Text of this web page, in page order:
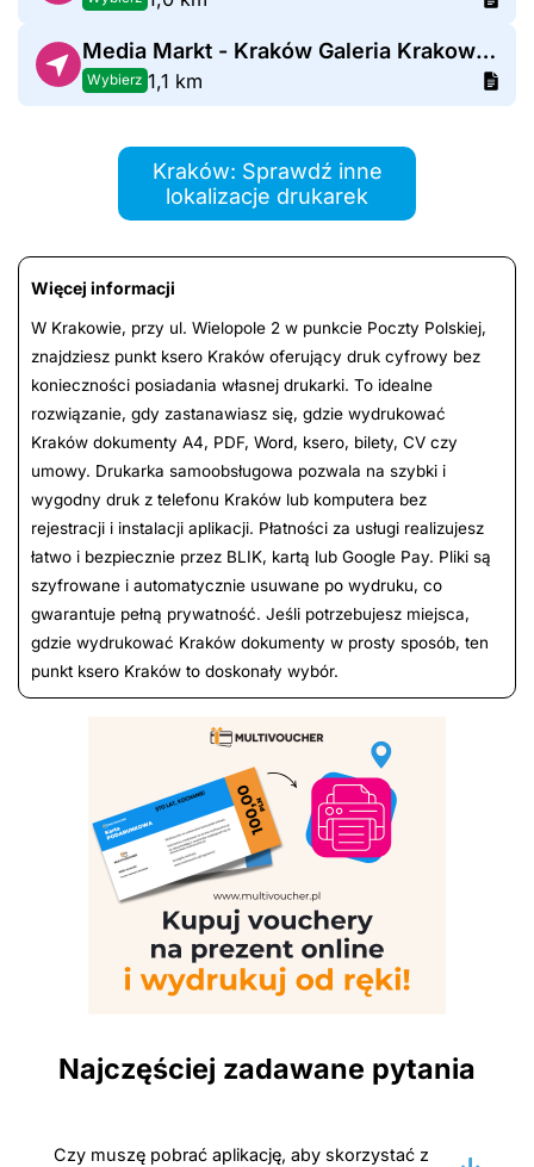
Media Markt - Kraków Galeria Krakowska
Wybierz 1,1 km
Kraków: Sprawdź inne
lokalizacje drukarek
Więcej informacji
W Krakowie, przy ul. Wielopole 2 w punkcie Poczty Polskiej,
znajdziesz punkt ksero Kraków oferujący druk cyfrowy bez
konieczności posiadania własnej drukarki. To idealne
rozwiązanie, gdy zastanawiasz się, gdzie wydrukować
Kraków dokumenty A4, PDF, Word, ksero, bilety, CV czy
umowy. Drukarka samoobsługowa pozwala na szybki i
wygodny druk z telefonu Kraków lub komputera bez
rejestracji i instalacji aplikacji. Płatności za usługi realizujesz
łatwo i bezpiecznie przez BLIK, kartą lub Google Pay. Pliki są
szyfrowane i automatycznie usuwane po wydruku, co
gwarantuje pełną prywatność. Jeśli potrzebujesz miejsca,
gdzie wydrukować Kraków dokumenty w prosty sposób, ten
punkt ksero Kraków to doskonały wybór.
Najczęściej zadawane pytania
Czy muszę pobrać aplikację, aby skorzystać z